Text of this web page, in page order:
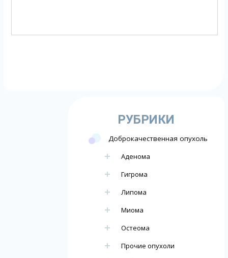
РУБРИКИ
Доброкачественная опухоль
Аденома
Гигрома
Липома
Миома
Остеома
Прочие опухоли